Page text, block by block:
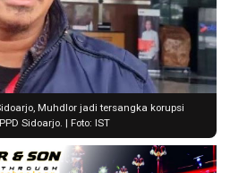
Muhdlor jadi tersangka korupsi
Sidoarjo. | Foto: IST